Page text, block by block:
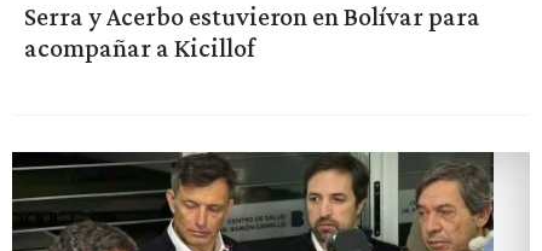
Serra y Acerbo estuvieron en Bolívar para
acompañar a Kicillof